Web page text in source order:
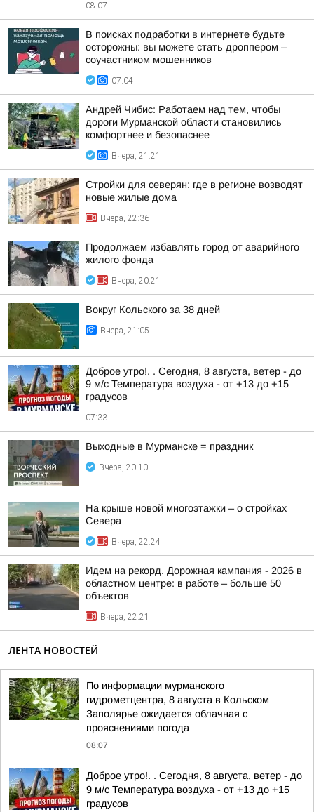
08:07
В поисках подработки в интернете будьте
осторожны: вы можете стать дроппером –
соучастником мошенников
07:04
Андрей Чибис: Работаем над тем, чтобы
дороги Мурманской области становились
комфортнее и безопаснее
Вчера, 21:21
Стройки для северян: где в регионе возводят
новые жилые дома
Вчера, 22:36
Продолжаем избавлять город от аварийного
жилого фонда
Вчера, 20:21
Вокруг Кольского за 38 дней
Вчера, 21:05
Доброе утро!. . Сегодня, 8 августа, ветер - до
9 м/с Температура воздуха - от +13 до +15
градусов
07:33
Выходные в Мурманске = праздник
Вчера, 20:10
На крыше новой многоэтажки – о стройках
Севера
Вчера, 22:24
Идем на рекорд. Дорожная кампания - 2026 в
областном центре: в работе – больше 50
объектов
Вчера, 22:21
ЛЕНТА НОВОСТЕЙ
По информации мурманского
гидрометцентра, 8 августа в Кольском
Заполярье ожидается облачная с
прояснениями погода
08:07
Доброе утро!. . Сегодня, 8 августа, ветер - до
9 м/с Температура воздуха - от +13 до +15
градусов